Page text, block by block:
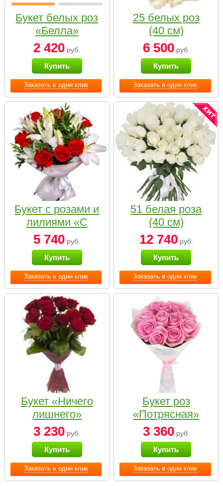
Заказать в один клик
Букет белых роз
«Белла»
2 420 руб.
Купить
Заказать в один клик
25 белых роз
(40 см)
6 500руб.
Купить
Заказать в один клик
Букет с розами и
лилиями «С
наилучшими
пожеланиями»
5 740 руб.
Купить
Заказать в один клик
51 белая роза
(40 см)
12 740руб.
Купить
Заказать в один клик
Букет «Ничего
лишнего»
3 230 руб.
Купить
Заказать в один клик
Букет роз
«Потрясная»
3 360руб.
Купить